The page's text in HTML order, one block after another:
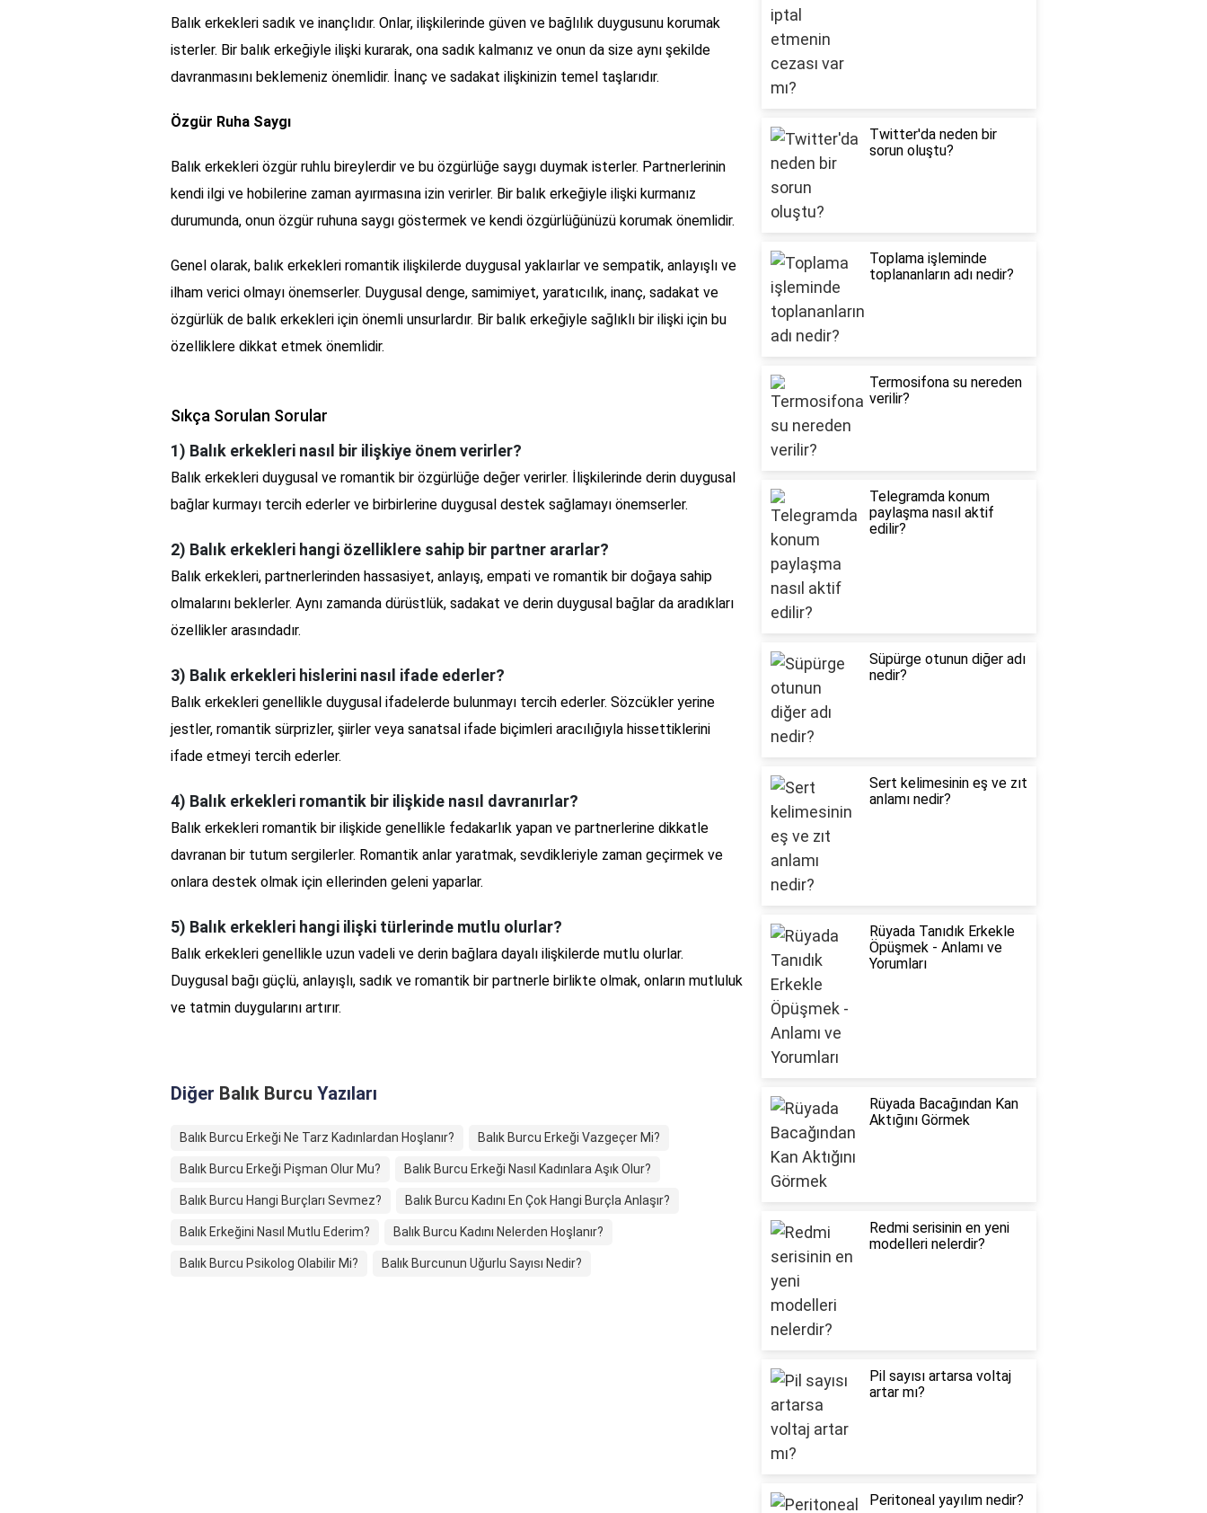
Balık erkekleri sadık ve inançlıdır. Onlar, ilişkilerinde güven ve bağlılık duygusunu korumak
isterler. Bir balık erkeğiyle ilişki kurarak, ona sadık kalmanız ve onun da size aynı şekilde
davranmasını beklemeniz önemlidir. İnanç ve sadakat ilişkinizin temel taşlarıdır.
Özgür Ruha Saygı
Balık erkekleri özgür ruhlu bireylerdir ve bu özgürlüğe saygı duymak isterler. Partnerlerinin
kendi ilgi ve hobilerine zaman ayırmasına izin verirler. Bir balık erkeğiyle ilişki kurmanız
durumunda, onun özgür ruhuna saygı göstermek ve kendi özgürlüğünüzü korumak önemlidir.
Genel olarak, balık erkekleri romantik ilişkilerde duygusal yaklaırlar ve sempatik, anlayışlı ve
ilham verici olmayı önemserler. Duygusal denge, samimiyet, yaratıcılık, inanç, sadakat ve
özgürlük de balık erkekleri için önemli unsurlardır. Bir balık erkeğiyle sağlıklı bir ilişki için bu
özelliklere dikkat etmek önemlidir.
Sıkça Sorulan Sorular
1) Balık erkekleri nasıl bir ilişkiye önem verirler?
Balık erkekleri duygusal ve romantik bir özgürlüğe değer verirler. İlişkilerinde derin duygusal
bağlar kurmayı tercih ederler ve birbirlerine duygusal destek sağlamayı önemserler.
2) Balık erkekleri hangi özelliklere sahip bir partner ararlar?
Balık erkekleri, partnerlerinden hassasiyet, anlayış, empati ve romantik bir doğaya sahip
olmalarını beklerler. Aynı zamanda dürüstlük, sadakat ve derin duygusal bağlar da aradıkları
özellikler arasındadır.
3) Balık erkekleri hislerini nasıl ifade ederler?
Balık erkekleri genellikle duygusal ifadelerde bulunmayı tercih ederler. Sözcükler yerine
jestler, romantik sürprizler, şiirler veya sanatsal ifade biçimleri aracılığıyla hissettiklerini
ifade etmeyi tercih ederler.
4) Balık erkekleri romantik bir ilişkide nasıl davranırlar?
Balık erkekleri romantik bir ilişkide genellikle fedakarlık yapan ve partnerlerine dikkatle
davranan bir tutum sergilerler. Romantik anlar yaratmak, sevdikleriyle zaman geçirmek ve
onlara destek olmak için ellerinden geleni yaparlar.
5) Balık erkekleri hangi ilişki türlerinde mutlu olurlar?
Balık erkekleri genellikle uzun vadeli ve derin bağlara dayalı ilişkilerde mutlu olurlar.
Duygusal bağı güçlü, anlayışlı, sadık ve romantik bir partnerle birlikte olmak, onların mutluluk
ve tatmin duygularını artırır.
Diğer Balık Burcu Yazıları
Balık Burcu Erkeği Ne Tarz Kadınlardan Hoşlanır? Balık Burcu Erkeği Vazgeçer Mi?
Balık Burcu Erkeği Pişman Olur Mu? Balık Burcu Erkeği Nasıl Kadınlara Aşık Olur?
Balık Burcu Hangi Burçları Sevmez? Balık Burcu Kadını En Çok Hangi Burçla Anlaşır?
Balık Erkeğini Nasıl Mutlu Ederim? Balık Burcu Kadını Nelerden Hoşlanır?
Balık Burcu Psikolog Olabilir Mi? Balık Burcunun Uğurlu Sayısı Nedir?
Twitter'da neden bir
sorun oluştu?
Toplama işleminde
toplananların adı nedir?
Termosifona su nereden
verilir?
Telegramda konum
paylaşma nasıl aktif
edilir?
Süpürge otunun diğer adı
nedir?
Sert kelimesinin eş ve zıt
anlamı nedir?
Rüyada Tanıdık Erkekle
Öpüşmek - Anlamı ve
Yorumları
Rüyada Bacağından Kan
Aktığını Görmek
Redmi serisinin en yeni
modelleri nelerdir?
Pil sayısı artarsa voltaj
artar mı?
Peritoneal yayılım nedir?